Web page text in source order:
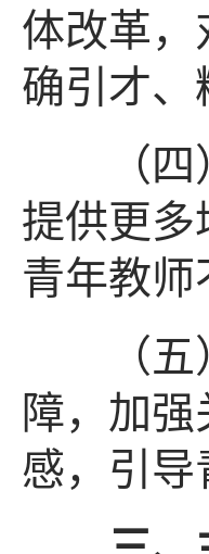
体改革，
确引才、
（四）
提供更多
青年教
（五）
障，加
感，引